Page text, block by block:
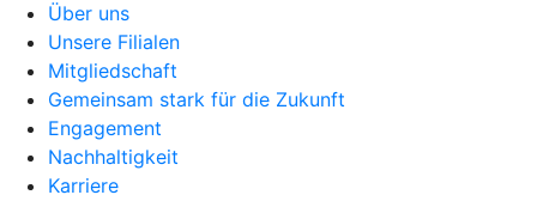
Über uns
Unsere Filialen
Mitgliedschaft
Gemeinsam stark für die Zukunft
Engagement
Nachhaltigkeit
Karriere